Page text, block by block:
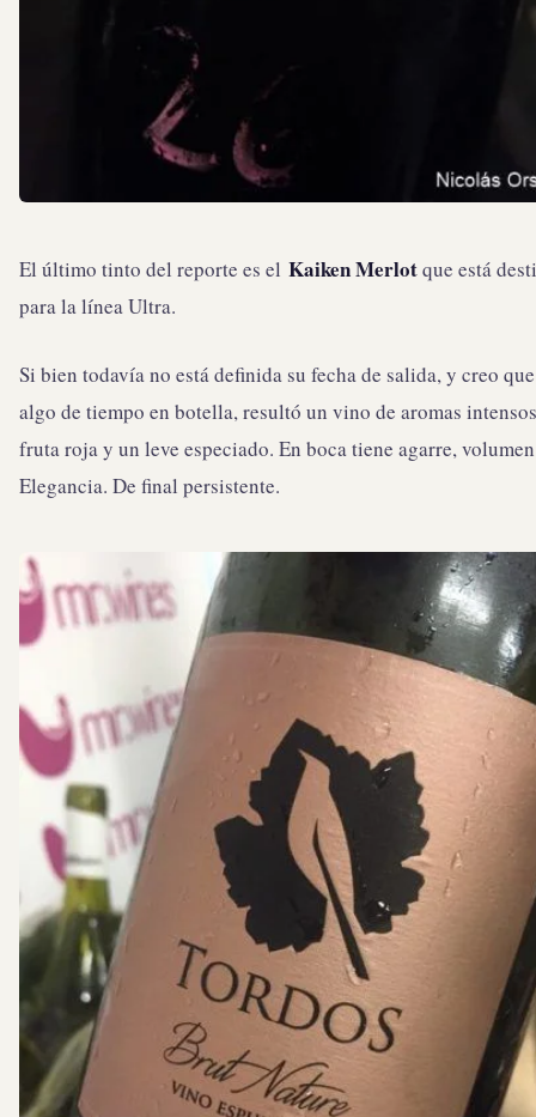
El último tinto del reporte es el Kaiken Merlotque está
para la línea Ultra.
Si bien todavía no está definida su fecha de salida, y creo
algo de tiempo en botella, resultó un vino de aromas
fruta roja y un leve especiado. En boca tiene agarre,
Elegancia. De final persistente.